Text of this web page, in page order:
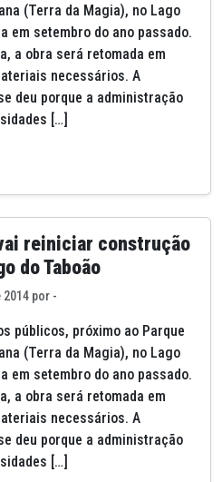
(Terra da Magia), no Lago
em setembro do ano passado.
a obra será retomada em
necessários. A
deu porque a administração
[…]
reiniciar construção
do Taboão
2014 por -
públicos, próximo ao Parque
(Terra da Magia), no Lago
em setembro do ano passado.
a obra será retomada em
necessários. A
deu porque a administração
[…]